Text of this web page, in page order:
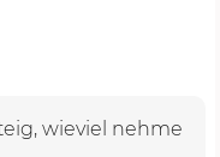
wieviel nehme